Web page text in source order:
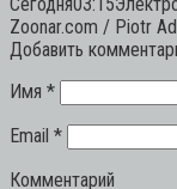
Zoonar.com / Piotr
Добавить
Имя *
Email *
Комментарий